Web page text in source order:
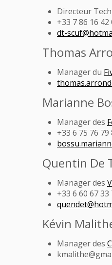
Directeur
+33 7 86 16 42
dt-
Thomas
Manager du
Marianne
Manager des
+33 6 75 76 79
Quentin De
Manager des
+33 6 60 67 33
Kévin
Manager des